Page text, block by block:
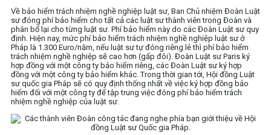
Về bảo hiểm trách nhiệm nghề nghiệp luật sư, Ban Chủ nhiệm Đoàn Luật
sư đóng phí bảo hiểm cho tất cả các luật sư thành viên trong Đoàn và
phân bổ lại cho từng luật sư. Phí bảo hiểm này do các Đoàn Luật sư quy
định. Hiện nay, mức phí bảo hiểm trách nhiệm nghề nghiệp luật sư ở
Pháp là 1.300 Euro/năm, nếu luật sư tự đóng riêng lẻ thì phí bảo hiểm
trách nhiệm nghề nghiệp sẽ cao hơn (gấp đôi). Đoàn Luật sư Paris ký
hợp đồng với một công ty bảo hiểm riêng, các Đoàn Luật sư ký hợp
đồng với một công ty bảo hiểm khác. Trong thời gian tới, Hội đồng Luật
sư quốc gia Pháp sẽ có quy định thống nhất về việc ký hợp đồng bảo
hiểm đối với một công ty để tập trung việc đóng phí bảo hiểm trách
nhiệm nghề nghiệp của luật sư.